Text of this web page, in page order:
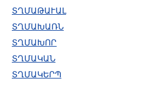
ՏՂՄԱԹԱՒԱԼ
ՏՂՄԱԽԱՌՆ
ՏՂՄԱԽՈՐ
ՏՂՄԱԿԱՆ
ՏՂՄԱԿԵՐՊ